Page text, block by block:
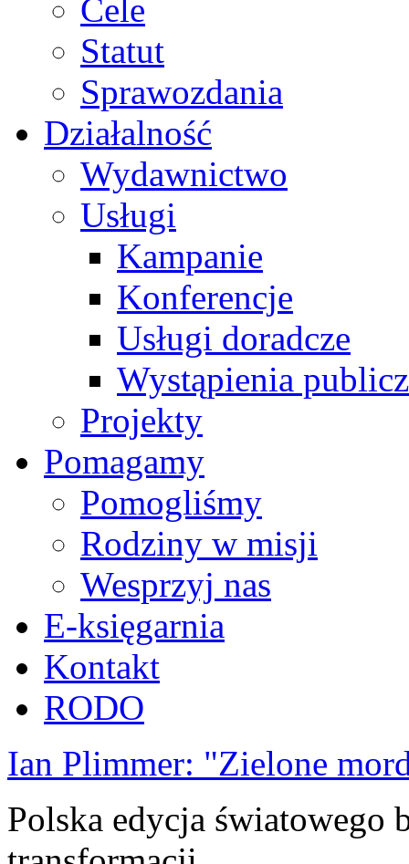
Cele
Statut
Sprawozdania
Działalność
Wydawnictwo
Usługi
Kampanie
Konferencje
Usługi doradcze
Wystąpienia
Projekty
Pomagamy
Pomogliśmy
Rodziny w misji
Wesprzyj nas
E-księgarnia
Kontakt
RODO
Ian Plimmer: "Zielone
Polska edycja światowego